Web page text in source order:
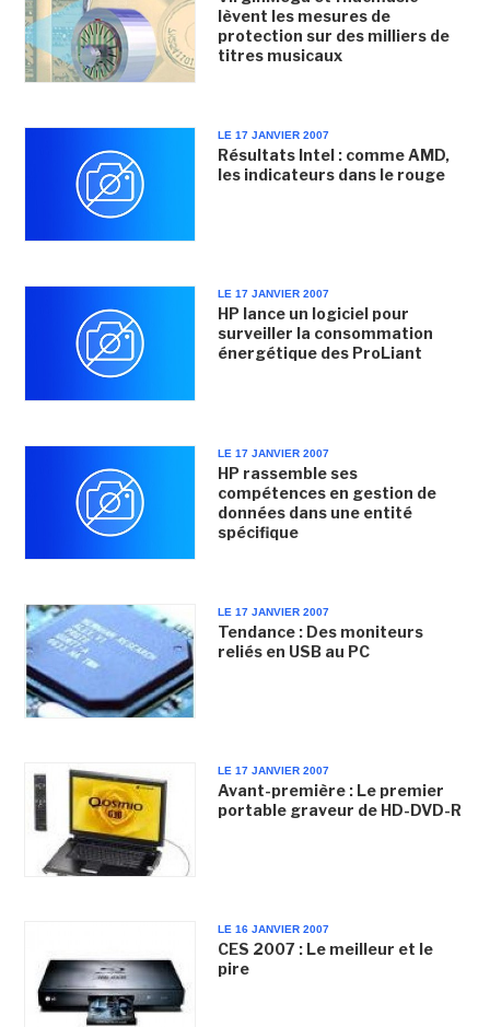
lèvent les mesures de
protection sur des milliers de
titres musicaux
LE 17 JANVIER 2007
Résultats Intel : comme AMD,
les indicateurs dans le rouge
LE 17 JANVIER 2007
HP lance un logiciel pour
surveiller la consommation
énergétique des ProLiant
LE 17 JANVIER 2007
HP rassemble ses
compétences en gestion de
données dans une entité
spécifique
LE 17 JANVIER 2007
Tendance : Des moniteurs
reliés en USB au PC
LE 17 JANVIER 2007
Avant-première : Le premier
portable graveur de HD-DVD-R
LE 16 JANVIER 2007
CES 2007 : Le meilleur et le
pire